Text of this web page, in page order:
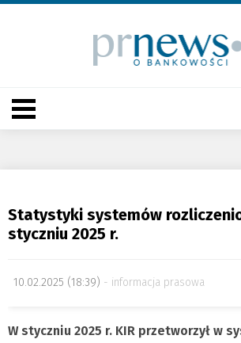
Statystyki systemów
styczniu 2025 r.
10.02.2025 (18:39) informacja prasowa
W styczniu 2025 r. KIR przetworzył w